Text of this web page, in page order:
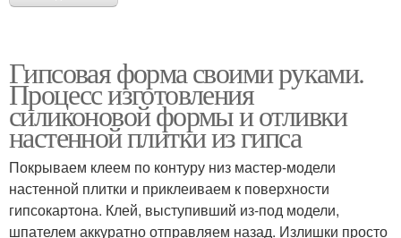
Гипсовая форма своими руками.
Процесс изготовления
силиконовой формы и отливки
настенной плитки из гипса
Покрываем клеем по контуру низ мастер-модели
настенной плитки и приклеиваем к поверхности
гипсокартона. Клей, выступивший из-под модели,
шпателем аккуратно отправляем назад. Излишки просто